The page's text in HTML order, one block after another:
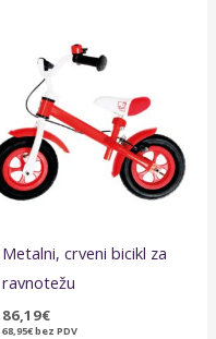
Metalni, crveni bicikl za
ravnotežu
86,19€
68,95€bez PDV